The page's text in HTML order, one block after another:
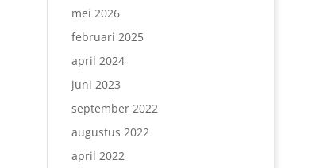
mei 2026
februari 2025
april 2024
juni 2023
september 2022
augustus 2022
april 2022